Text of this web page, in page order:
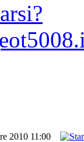
2010 11:00